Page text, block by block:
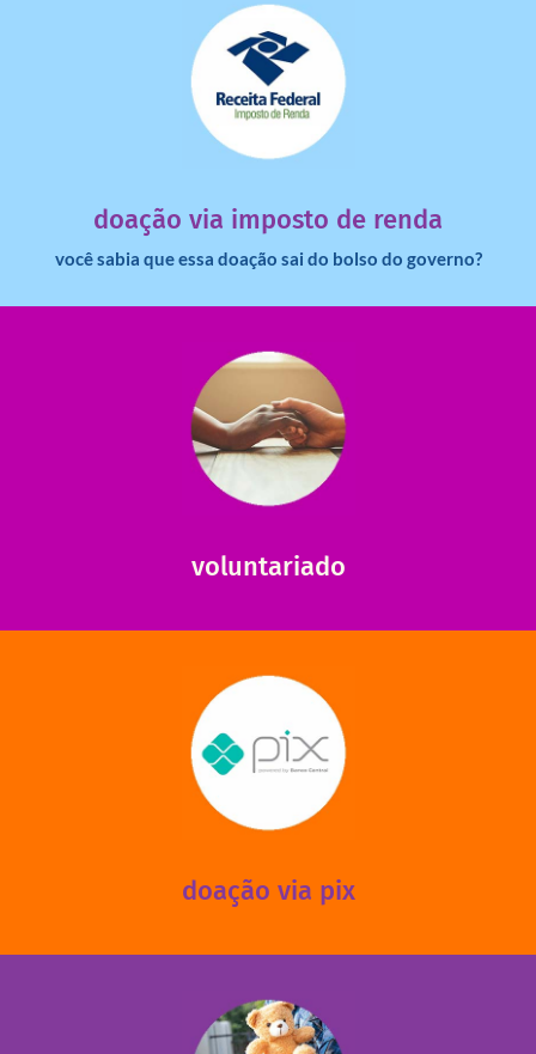
doação via imposto de renda
você sabia que essa doação sai do bolso do governo?
dinheiro deixa de ir para o governo?
saiba mais
voluntariado
ajudar com certos assuntos. Entre em contato conosco e
saiba como nos ajudar.
saiba mais
doação via pix
via PIX? Elas também são muito importantes para
mantermos nossas unidades em funcionamento!
saiba mais